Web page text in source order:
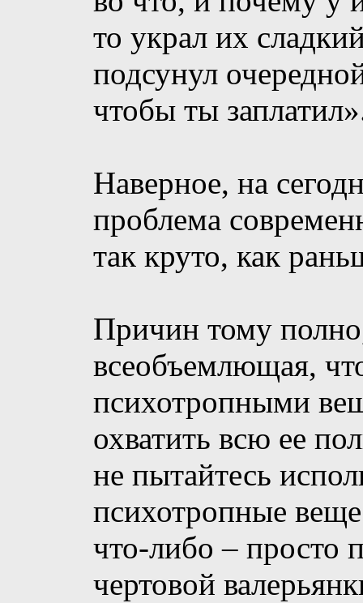
то украл их
подсунул
чтобы ты
Наверное, на
проблема
так круто, как
Причин тому
всеобъемлющая,
психотропными
охватить всю ее
не пытайтесь
психотропные
что-либо – просто
чертовой